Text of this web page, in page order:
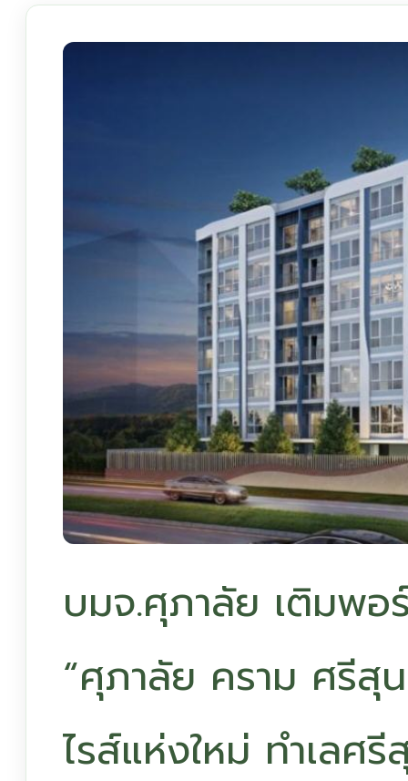
บมจ.ศุภาลัย เติมพอ
“ศุภาลัย คราม ศรีสุ
ไรส์แห่งใหม่ ทำเลศ